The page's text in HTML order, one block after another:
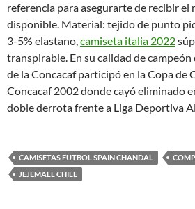
referencia para asegurarte de recibir el
disponible. Material: tejido de punto
3-5% elastano,camiseta italia 2022
transpirable. En su calidad de
de la Concacaf participó en la Copa de
Concacaf 2002 donde cayó eliminado
doble derrota frente a Liga Deportiva
CAMISETAS FUTBOL SPAIN CHANDAL
JEJEMALL CHILE